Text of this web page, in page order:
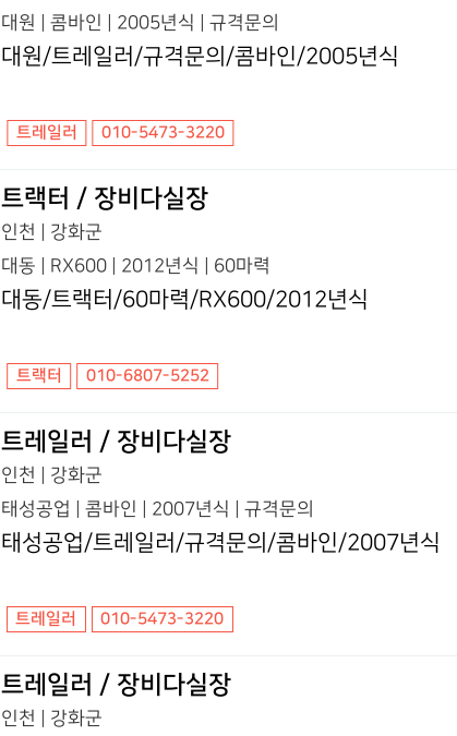
대원 | 콤바인 | 2005년식 | 규격문의
대원/트레일러/규격문의/콤바인/2005년식
트레일러 010-5473-3220
트랙터 / 장비다실장
인천 | 강화군
대동 | RX600 | 2012년식 | 60마력
대동/트랙터/60마력/RX600/2012년식
트랙터 010-6807-5252
트레일러 / 장비다실장
인천 | 강화군
태성공업 | 콤바인 | 2007년식 | 규격문의
태성공업/트레일러/규격문의/콤바인/2007년식
트레일러 010-5473-3220
트레일러 / 장비다실장
인천 | 강화군